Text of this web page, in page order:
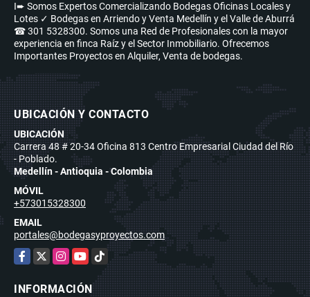
I➨ Somos Expertos Comercializando Bodegas Oficinas Locales y
Lotes ✓ Bodegas en Arriendo y Venta Medellín y el Valle de Aburrá
☎ 301 5328300. Somos una Red de Profesionales con la mayor
experiencia en finca Raíz y el Sector Inmobiliario. Ofrecemos
Importantes Proyectos en Alquiler, Venta de bodegas.
UBICACIÓN Y CONTACTO
UBICACIÓN
Carrera 48 # 20-34 Oficina 813 Centro Empresarial Ciudad del Río
- Poblado.
Medellín - Antioquia - Colombia
MÓVIL
+573015328300
EMAIL
portales@bodegasyproyectos.com
Facebook
X Instagram
YouTubeTikTok
INFORMACIÓN